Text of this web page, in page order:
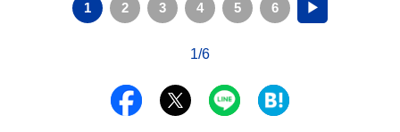
1 2 3 4 5 6 ▶
1/6